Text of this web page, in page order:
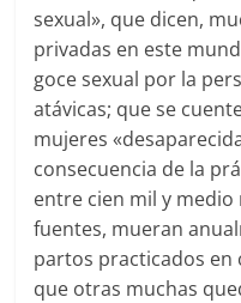
sexual», que dicen,
privadas en este
goce sexual por la
atávicas; que se
mujeres
consecuencia de la
entre cien mil y
fuentes, mueran
partos practicados en
que otras muchas